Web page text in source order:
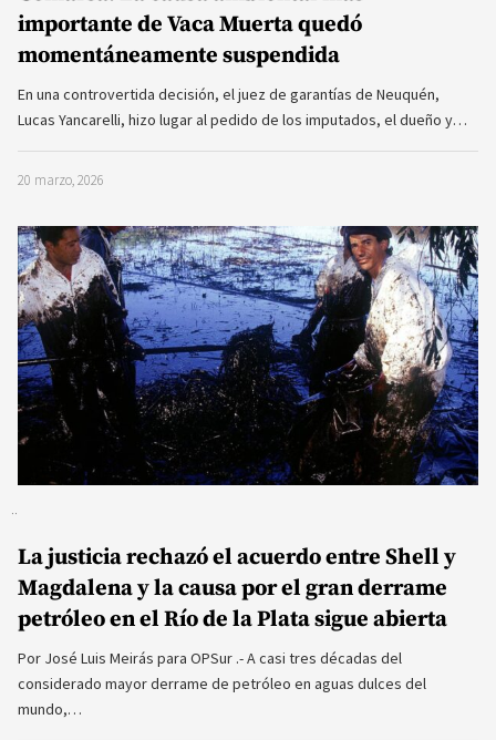
importante de Vaca Muerta quedó
momentáneamente suspendida
En una controvertida decisión, el juez de garantías de Neuquén,
Lucas Yancarelli, hizo lugar al pedido de los imputados, el dueño y…
20 marzo, 2026
La justicia rechazó el acuerdo entre Shell y
Magdalena y la causa por el gran derrame
petróleo en el Río de la Plata sigue abierta
Por José Luis Meirás para OPSur .- A casi tres décadas del
considerado mayor derrame de petróleo en aguas dulces del
mundo,…